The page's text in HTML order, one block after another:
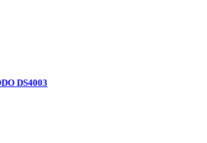
DS4003